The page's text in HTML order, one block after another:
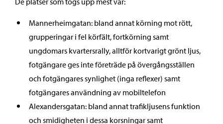
Mannerheimgatan: bland annat körning mot rött,
grupperingar i fel körfält, fortkörning samt
ungdomars kvartersrally, alltför kortvarigt grönt ljus,
fotgängare ges inte företräde på övergångsställen
och fotgängares synlighet (inga reflexer) samt
fotgängares användning av mobiltelefon
Alexandersgatan: bland annat trafikljusens funktion
och smidigheten i dessa korsningar samt